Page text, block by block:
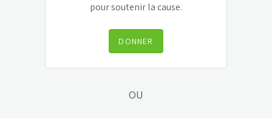
pour soutenir la cause.
DONNER
OU